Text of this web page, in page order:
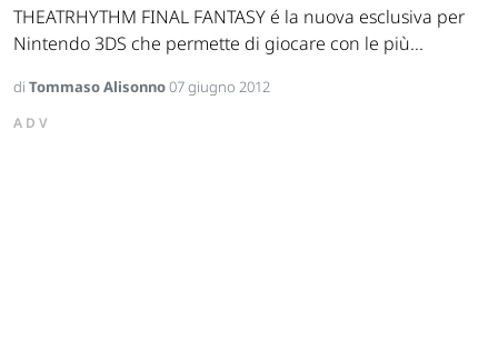
THEATRHYTHM FINAL FANTASY é la nuova esclusiva per
Nintendo 3DS che permette di giocare con le più...
di Tommaso Alisonno07 giugno 2012
ADV